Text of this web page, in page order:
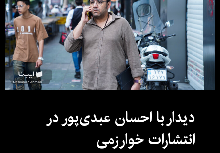
دیدار با احسان عبدی‌پور در
انتشارات خوارزمی